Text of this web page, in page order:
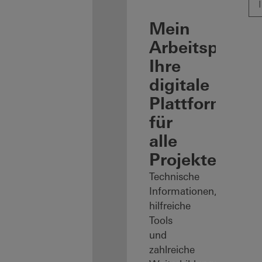
Mein
Arbeitsplatz:
Ihre
digitale
Plattform
für
alle
Projekte
Technische
Informationen,
hilfreiche
Tools
und
zahlreiche